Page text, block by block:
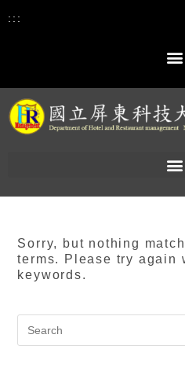
:::
Sorry, but nothing
terms. Please try again
keywords.